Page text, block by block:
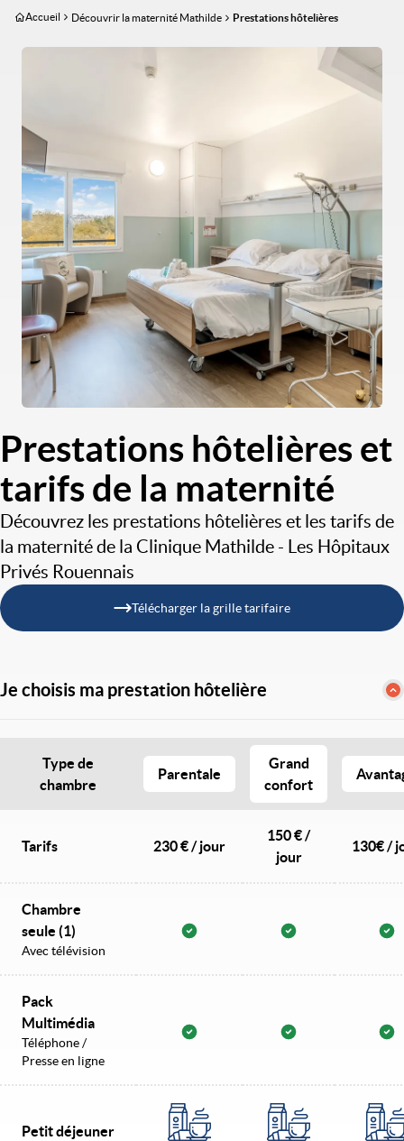
Aller
contenu
Accueil Découvrir la maternité Mathilde Prestations hôtelières
Prestations hôtelières et
tarifs de la maternité
Découvrez les prestations hôtelières et les tarifs de
la maternité de la Clinique Mathilde - Les Hôpitaux
Privés Rouennais
Télécharger la grille tarifaire
Je choisis ma prestation hôtelière
Type de
chambre
Parentale
Grand
confort
Tarifs 230 € / jour
150 € /
jour
130€ /
Chambre
seule (1)
Avec télévision
Pack
Multimédia
Téléphone /
Presse en ligne
Petit déjeuner